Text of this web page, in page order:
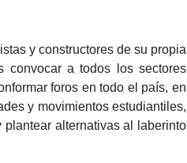
y constructores de su propia
convocar a todos los sectores
foros en todo el país, en
y movimientos estudiantiles,
alternativas al laberinto